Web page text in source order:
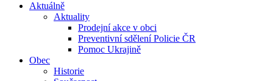
Aktuálně
Aktuality
Prodejní akce v obci
Preventivní sdělení Policie ČR
Pomoc Ukrajině
Obec
Historie